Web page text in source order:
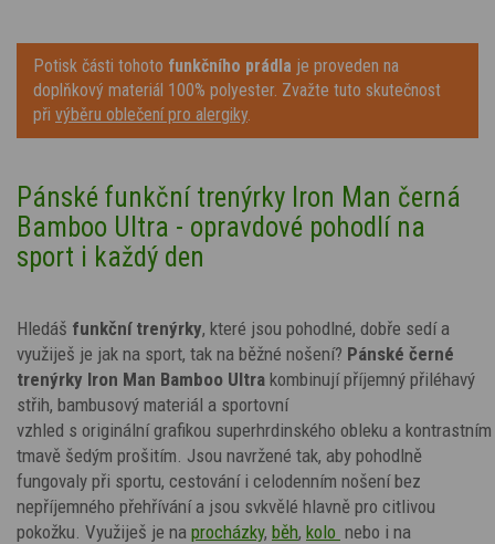
Potisk části tohoto funkčního prádla je proveden na
doplňkový materiál 100% polyester. Zvažte tuto skutečnost
při výběru oblečení pro alergiky.
Pánské funkční trenýrky Iron Man černá
Bamboo Ultra - opravdové pohodlí na
sport i každý den
Hledáš funkční trenýrky, které jsou pohodlné, dobře sedí a
využiješ je jak na sport, tak na běžné nošení? Pánské černé
trenýrky Iron Man Bamboo Ultra kombinují příjemný přiléhavý
střih, bambusový materiál a sportovní
vzhled s originálnígrafikou superhrdinského obleku a kontrastním
tmavě šedým prošitím. Jsou navržené tak, aby pohodlně
fungovaly při sportu, cestování i celodenním nošení bez
nepříjemného přehřívání a jsou svkvělé hlavně pro citlivou
pokožku. Využiješ je na procházky, běh, kolo nebo i na